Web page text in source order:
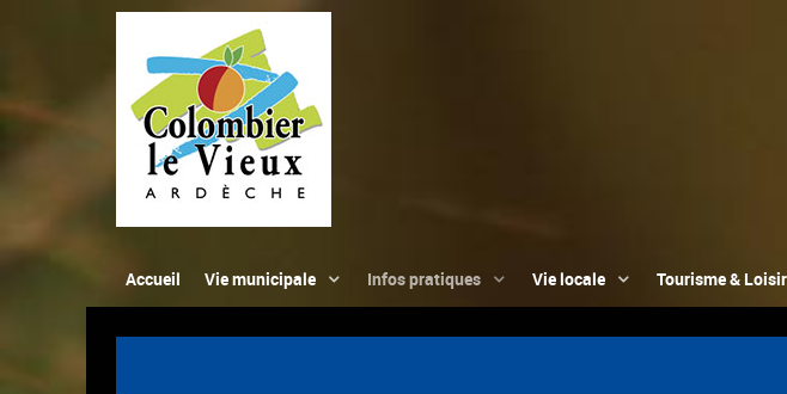
Accueil Vie municipale Infos pratiques Vie locale Tourisme &